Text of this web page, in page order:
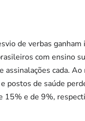
de verbas
com ensino
assinalações cada.
postos de saúde
15% e de 9%,